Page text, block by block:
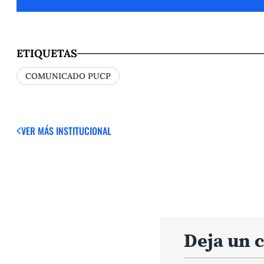
ETIQUETAS
COMUNICADO PUCP
VER MÁS INSTITUCIONAL
Deja un